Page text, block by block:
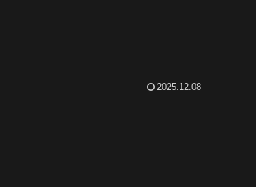
2025.12.08